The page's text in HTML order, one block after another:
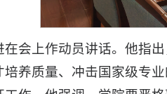
在会上作动员讲话。他指
培养质量、冲击国家级专